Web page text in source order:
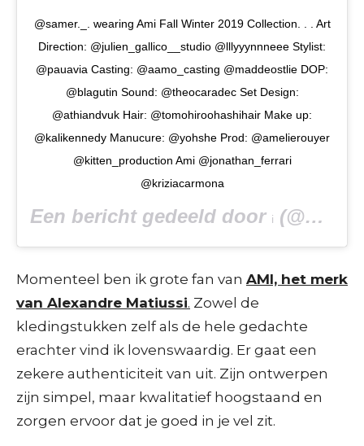
@samer._. wearing Ami Fall Winter 2019 Collection. . . Art
Direction: @julien_gallico__studio @lllyyynnneee Stylist:
@pauavia Casting: @aamo_casting @maddeostlie DOP:
@blagutin Sound: @theocaradec Set Design:
@athiandvuk Hair: @tomohiroohashihair Make up:
@kalikennedy Manucure: @yohshe Prod: @amelierouyer
@kitten_production Ami @jonathan_ferrari
@kriziacarmona
Een bericht gedeeld door i (@amiparis) op
Momenteel ben ik grote fan van AMI, het merk
van Alexandre Matiussi. Zowel de
kledingstukken zelf als de hele gedachte
erachter vind ik lovenswaardig. Er gaat een
zekere authenticiteit van uit. Zijn ontwerpen
zijn simpel, maar kwalitatief hoogstaand en
zorgen ervoor dat je goed in je vel zit.